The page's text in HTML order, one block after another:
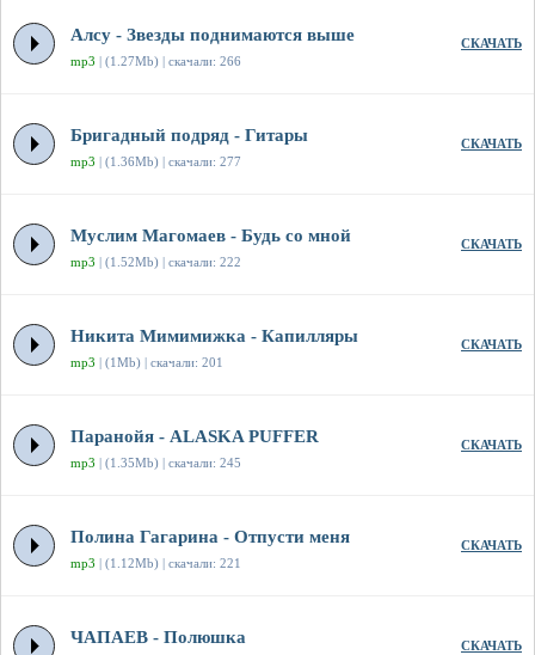
Алсу - Звезды поднимаются выше
mp3 | (1.27Mb) | скачали: 266
СКАЧАТЬ
Бригадный подряд - Гитары
mp3 | (1.36Mb) | скачали: 277
СКАЧАТЬ
Муслим Магомаев - Будь со мной
mp3 | (1.52Mb) | скачали: 222
СКАЧАТЬ
Никита Мимимижка - Капилляры
mp3 | (1Mb) | скачали: 201
СКАЧАТЬ
Паранойя - ALASKA PUFFER
mp3 | (1.35Mb) | скачали: 245
СКАЧАТЬ
Полина Гагарина - Отпусти меня
mp3 | (1.12Mb) | скачали: 221
СКАЧАТЬ
ЧАПАЕВ - Полюшка СКАЧАТЬ